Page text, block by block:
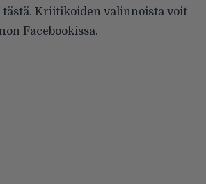
tästä. Kriitikoiden valinnoista voit
Facebookissa.